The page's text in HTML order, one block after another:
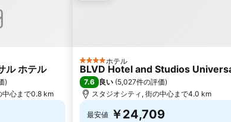
ル ホテル
)
中心まで0.8 km
4 ホテルのランク
ホテル
BLVD Hotel and Studios
7.6 良い (5,027件の評価)
スタジオシティ, 街の中心まで4.0 km
最安値 ￥24,709